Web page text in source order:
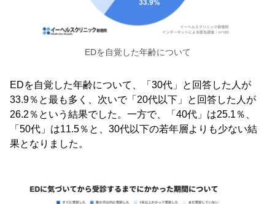
EDを自覚した年齢について
EDを自覚した年齢について、「30代」と回答した人が
33.9％と最も多く、次いで「20代以下」と回答した人が
26.2％という結果でした。一方で、「40代」は25.1％、
「50代」は11.5％と、30代以下の若年層よりも少ない結
果となりました。